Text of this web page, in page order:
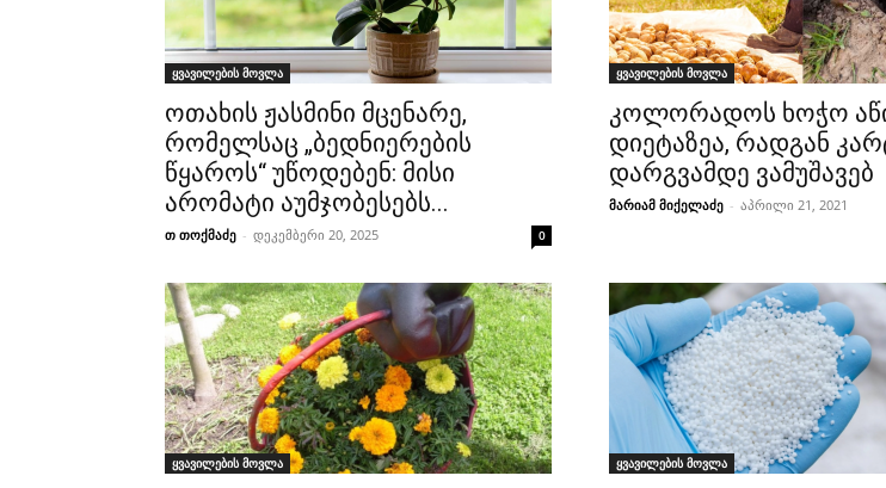
ყვავილების მოვლა
ოთახის ჟასმინი მცენარე,
რომელსაც „ბედნიერების
წყაროს“ უწოდებენ: მისი
არომატი აუმჯობესებს...
თ თოქმაძე - დეკემბერი 20, 2025 0
ყვავილების მოვლა
კოლორადოს ხოჭო
დიეტაზეა, რადგან
დარგვამდე ვამუშავებ
მარიამ მიქელაძე - აპრილი 21, 2021
ყვავილების მოვლა ყვავილების მოვლა